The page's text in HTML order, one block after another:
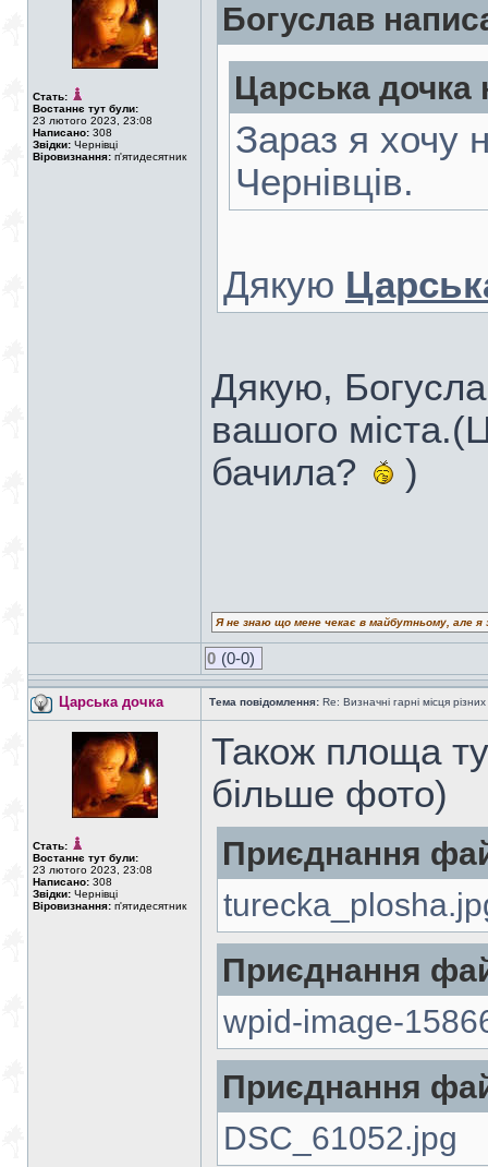
Стать:
Востаннє тут були:
23 лютого 2023, 23:08
Написано: 308
Звідки: Чернівці
Віровизнання: п'ятидесятник
Богуслав
Царська дочка
Зараз я хочу
Чернівців.
Дякую
Дякую,
вашого
бачила?
)
Я не знаю що мене чекає в майбутньому, але
0 (0-0)
Царська дочка Тема повідомлення: Re: Визначні гарні місця
Стать:
Востаннє тут були:
23 лютого 2023, 23:08
Написано: 308
Звідки: Чернівці
Віровизнання: п'ятидесятник
Також площа
більше фото)
Приєднання
Приєднання
wpid-image-
Приєднання
DSC_61052.jpg